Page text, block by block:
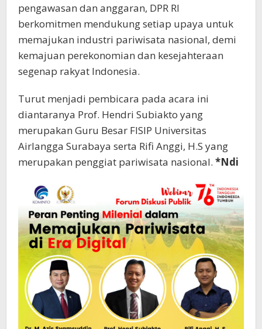
pengawasan dan anggaran, DPR RI
berkomitmen mendukung setiap upaya untuk
memajukan industri pariwisata nasional, demi
kemajuan perekonomian dan kesejahteraan
segenap rakyat Indonesia.
Turut menjadi pembicara pada acara ini
diantaranya Prof. Hendri Subiakto yang
merupakan Guru Besar FISIP Universitas
Airlangga Surabaya serta Rifi Anggi, H.S yang
merupakan penggiat pariwisata nasional. *Ndi